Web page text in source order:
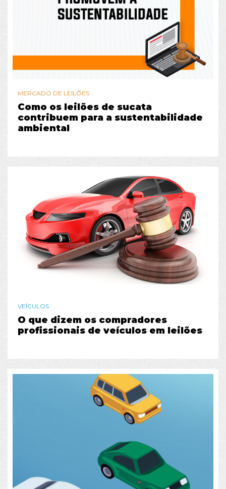
MERCADO DE LEILÕES
Como os leilões de sucata
contribuem para a sustentabilidade
ambiental
VEÍCULOS
O que dizem os compradores
profissionais de veículos em leilões